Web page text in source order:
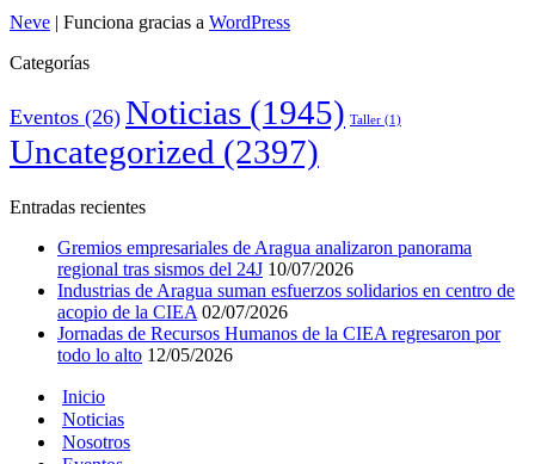
Neve | Funciona gracias a WordPress
Categorías
Eventos (26) Noticias (1945) Taller (1)
Uncategorized (2397)
Entradas recientes
Gremios empresariales de Aragua analizaron panorama
regional tras sismos del 24J 10/07/2026
Industrias de Aragua suman esfuerzos solidarios en centro de
acopio de la CIEA 02/07/2026
Jornadas de Recursos Humanos de la CIEA regresaron por
todo lo alto 12/05/2026
Inicio
Noticias
Nosotros